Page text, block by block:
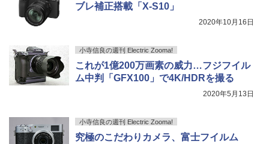
ブレ補正搭載「X-S10」
2020年10月16日
小寺信良の週刊 Electric Zooma!
これが1億200万画素の威力…フジフイル
ム中判「GFX100」で4K/HDRを撮る
2020年5月13日
小寺信良の週刊 Electric Zooma!
究極のこだわりカメラ、富士フイルム